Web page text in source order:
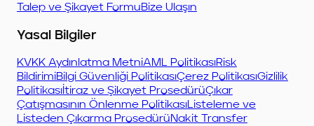
Talep ve Şikayet FormuBize Ulaşın
Yasal Bilgiler
KVKK Aydınlatma MetniAML PolitikasıRisk
BildirimiBilgi Güvenliği PolitikasıÇerez PolitikasıGizlilik
Politikasıİtiraz ve Şikayet ProsedürüÇıkar
Çatışmasının Önlenme PolitikasıListeleme ve
Listeden Çıkarma ProsedürüNakit Transfer